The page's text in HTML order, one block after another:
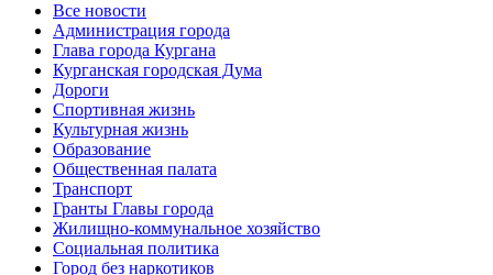
Все новости
Администрация города
Глава города Кургана
Курганская городская Дума
Дороги
Спортивная жизнь
Культурная жизнь
Образование
Общественная палата
Транспорт
Гранты Главы города
Жилищно-коммунальное хозяйство
Социальная политика
Город без наркотиков